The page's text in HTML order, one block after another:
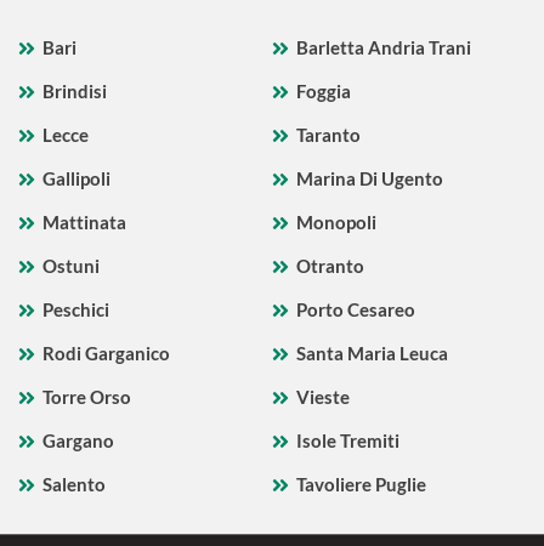
Bari
Barletta Andria Trani
Brindisi
Foggia
Lecce
Taranto
Gallipoli
Marina Di Ugento
Mattinata
Monopoli
Ostuni
Otranto
Peschici
Porto Cesareo
Rodi Garganico
Santa Maria Leuca
Torre Orso
Vieste
Gargano
Isole Tremiti
Salento
Tavoliere Puglie